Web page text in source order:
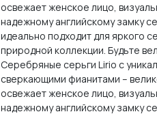
освежает женское лицо,
надежному английскому замку
идеально подходит для яркого
природной коллекции. Будьте
Серебряные серьги Lirio с
сверкающими фианитами –
освежает женское лицо,
надежному английскому замку